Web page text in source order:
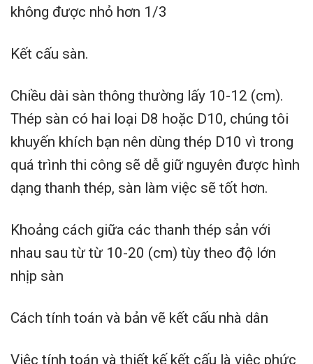
không được nhỏ hơn 1/3
Kết cấu sàn.
Chiều dài sàn thông thường lấy 10-12 (cm).
Thép sàn có hai loại D8 hoặc D10, chúng tôi
khuyến khích bạn nên dùng thép D10 vì trong
quá trình thi công sẽ dễ giữ nguyên được hình
dạng thanh thép, sàn làm việc sẽ tốt hơn.
Khoảng cách giữa các thanh thép sản với
nhau sau từ từ 10-20 (cm) tùy theo độ lớn
nhịp sàn
Cách tính toán và bản vẽ kết cấu nhà dân
Việc tính toán và thiết kế kết cấu là việc phức